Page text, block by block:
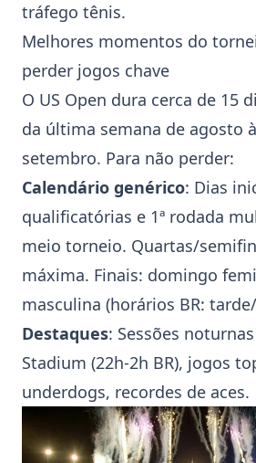
tráfego tênis.
Melhores momentos do
perder jogos chave
O US Open dura cerca de 15
da última semana de agosto
setembro. Para não perder:
Calendário genérico: Dias
qualificatórias e 1ª rodada
meio torneio. Quartas/
máxima. Finais: domingo
masculina (horários BR:
Destaques: Sessões noturnas
Stadium (22h-2h BR), jogos
underdogs, recordes de aces.